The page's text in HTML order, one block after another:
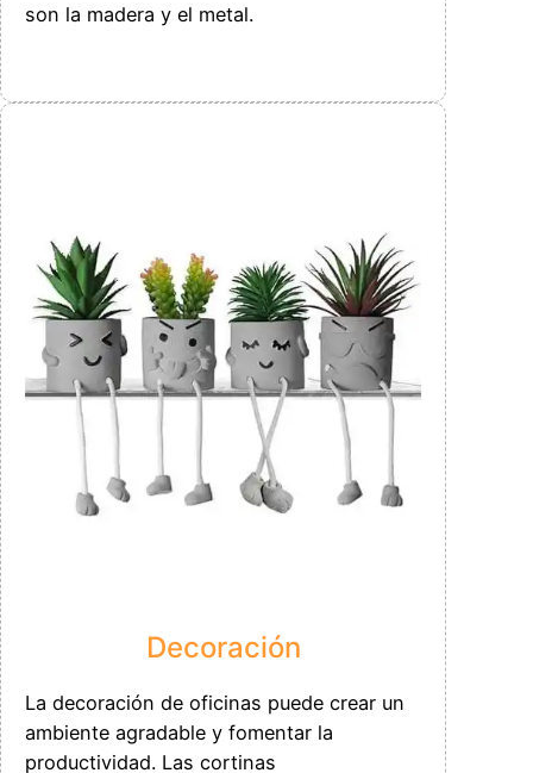
son la madera y el metal.
Decoración
La decoración de oficinas puede crear un
ambiente agradable y fomentar la
productividad. Las cortinas